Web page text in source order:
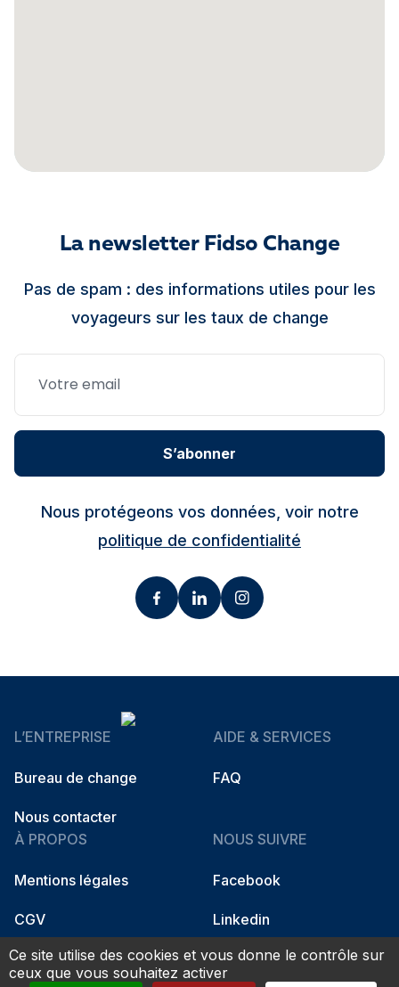
La newsletter Fidso Change
Pas de spam : des informations utiles pour les
voyageurs sur les taux de change
S’abonner
Nous protégeons vos données, voir notre
politique de confidentialité
L’ENTREPRISE
Bureau de change
Nous contacter
AIDE & SERVICES
FAQ
À PROPOS
Mentions légales
CGV
NOUS SUIVRE
Facebook
Linkedin
Instagram
Ce site utilise des cookies et vous donne le contrôle sur
ceux que vous souhaitez activer